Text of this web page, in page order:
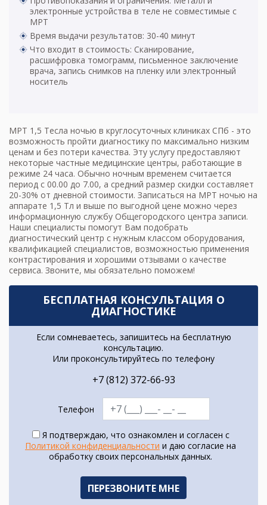
электронные устройства в теле не совместимые с
МРТ
Время выдачи результатов: 30-40 минут
Что входит в стоимость: Сканирование,
расшифровка томограмм, письменное заключение
врача, запись снимков на пленку или электронный
носитель
МРТ 1,5 Тесла ночью в круглосуточных клиниках СПб - это
возможность пройти диагностику по максимально низким
ценам и без потери качества. Эту услугу предоставляют
некоторые частные медицинские центры, работающие в
режиме 24 часа. Обычно ночным временем считается
период с 00.00 до 7.00, а средний размер скидки составляет
20-30% от дневной стоимости. Записаться на МРТ ночью на
аппарате 1,5 Тл и выше по выгодной цене можно через
информационную службу Общегородского центра записи.
Наши специалисты помогут Вам подобрать
диагностический центр с нужным классом оборудования,
квалификацией специалистов, возможностью применения
контрастирования и хорошими отзывами о качестве
сервиса. Звоните, мы обязательно поможем!
БЕСПЛАТНАЯ КОНСУЛЬТАЦИЯ О
ДИАГНОСТИКЕ
Если сомневаетесь, запишитесь на бесплатную
консультацию.
Или проконсультируйтесь по телефону
+7 (812) 372-66-93
Телефон
Я подтверждаю, что ознакомлен и согласен с
Политикой конфиденциальности и даю согласие на
обработку своих персональных данных.